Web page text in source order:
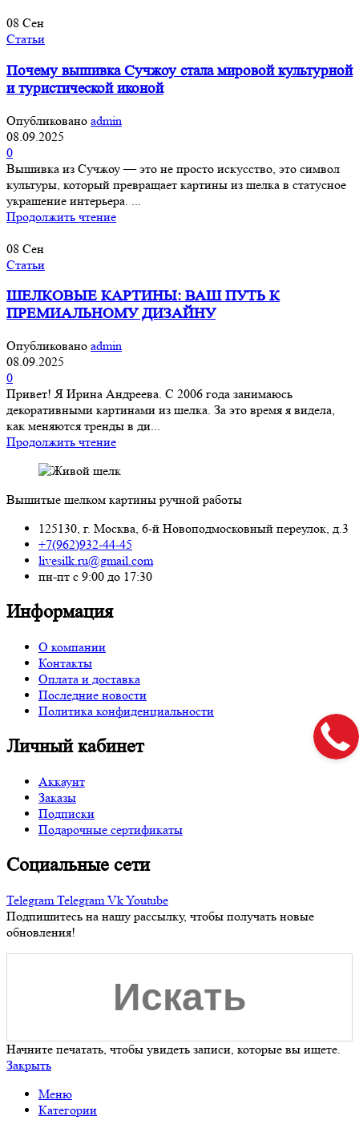
08 Сен
Статьи
Почему вышивка Сучжоу стала мировой культурной
и туристической иконой
Опубликовано admin
08.09.2025
0
Вышивка из Сучжоу — это не просто искусство, это символ
культуры, который превращает картины из шелка в статусное
украшение интерьера. ...
Продолжить чтение
08 Сен
Статьи
ШЕЛКОВЫЕ КАРТИНЫ: ВАШ ПУТЬ К
ПРЕМИАЛЬНОМУ ДИЗАЙНУ
Опубликовано admin
08.09.2025
0
Привет! Я Ирина Андреева. С 2006 года занимаюсь
декоративными картинами из шелка. За это время я видела,
как меняются тренды в ди...
Продолжить чтение
Вышитые шелком картины ручной работы
125130, г. Москва, 6-й Новоподмосковный переулок, д.3
+7(962)932-44-45
livesilk.ru@gmail.com
пн-пт с 9:00 до 17:30
Информация
О компании
Контакты
Оплата и доставка
Последние новости
Политика конфиденциальности
Личный кабинет
Аккаунт
Заказы
Подписки
Подарочные сертификаты
Социальные сети
Telegram Telegram VkYoutube
Подпишитесь на нашу рассылку, чтобы получать новые
обновления!
Начните печатать, чтобы увидеть записи, которые вы ищете.
Закрыть
Меню
Категории